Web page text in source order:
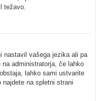
težavo.
nastavil vašega jezika ali pa
administratorja, če lahko
lahko sami ustvarite
na spletni strani